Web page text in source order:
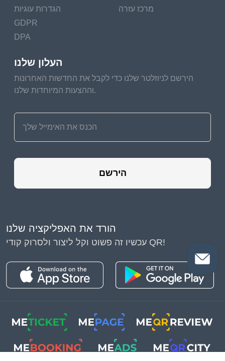
הגדרות עוגיות
GDPR
DPA
מרכז עזרה
העלון שלנו
הירשם לניוזלטר שלנו כדי לקבל את החדשות האחרונות
וההצעות המיוחדות שלנו.
הירשם
הורד את האפליקציה שלנו
עכשיו זה פשוט וקל ליצור ולסרוק קודי QR!